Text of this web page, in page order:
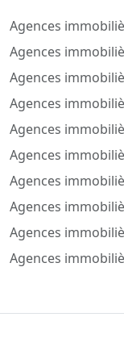
Agences
Agences
Agences
Agences
Agences
Agences
Agences
Agences
Agences
Agences